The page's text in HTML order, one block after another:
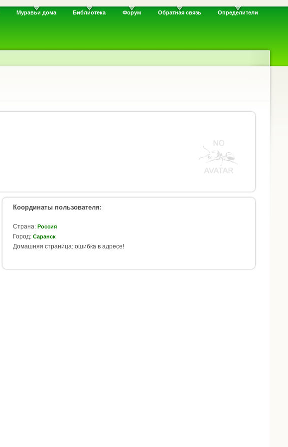
Муравьи дома Библиотека Форум Обратная связь Определители
Координаты пользователя:
Страна: Россия
Город: Саранск
Домашняя страница: ошибка в адресе!